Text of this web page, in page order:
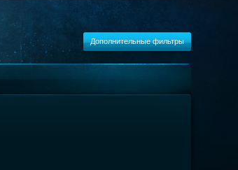
Дополнительные фильтры